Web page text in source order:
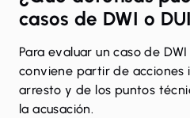
casos de DWI o
Para evaluar un caso de
conviene partir de acciones
arresto y de los puntos
la acusación.